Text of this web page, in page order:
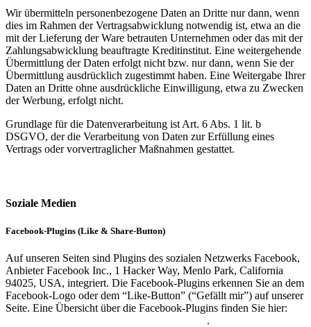
Wir übermitteln personenbezogene Daten an Dritte nur dann, wenn
dies im Rahmen der Vertragsabwicklung notwendig ist, etwa an die
mit der Lieferung der Ware betrauten Unternehmen oder das mit der
Zahlungsabwicklung beauftragte Kreditinstitut. Eine weitergehende
Übermittlung der Daten erfolgt nicht bzw. nur dann, wenn Sie der
Übermittlung ausdrücklich zugestimmt haben. Eine Weitergabe Ihrer
Daten an Dritte ohne ausdrückliche Einwilligung, etwa zu Zwecken
der Werbung, erfolgt nicht.
Grundlage für die Datenverarbeitung ist Art. 6 Abs. 1 lit. b
DSGVO, der die Verarbeitung von Daten zur Erfüllung eines
Vertrags oder vorvertraglicher Maßnahmen gestattet.
Soziale Medien
Facebook-Plugins (Like & Share-Button)
Auf unseren Seiten sind Plugins des sozialen Netzwerks Facebook,
Anbieter Facebook Inc., 1 Hacker Way, Menlo Park, California
94025, USA, integriert. Die Facebook-Plugins erkennen Sie an dem
Facebook-Logo oder dem “Like-Button” (“Gefällt mir”) auf unserer
Seite. Eine Übersicht über die Facebook-Plugins finden Sie hier:
.